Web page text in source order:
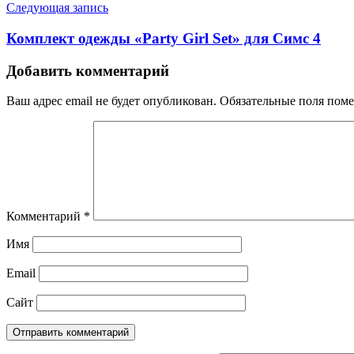
Следующая запись
Комплект одежды «Party Girl Set» для Симс 4
Добавить комментарий
Ваш адрес email не будет опубликован. Обязательные поля
Комментарий *
Имя
Email
Сайт